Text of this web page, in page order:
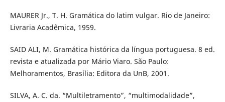
MAURER Jr., T. H. Gramática do latim vulgar. Rio de Janeiro:
Livraria Acadêmica, 1959.
SAID ALI, M. Gramática histórica da língua portuguesa. 8 ed.
revista e atualizada por Mário Viaro. São Paulo:
Melhoramentos, Brasília: Editora da UnB, 2001.
SILVA, A. C. da. “Multiletramento”, “multimodalidade”,